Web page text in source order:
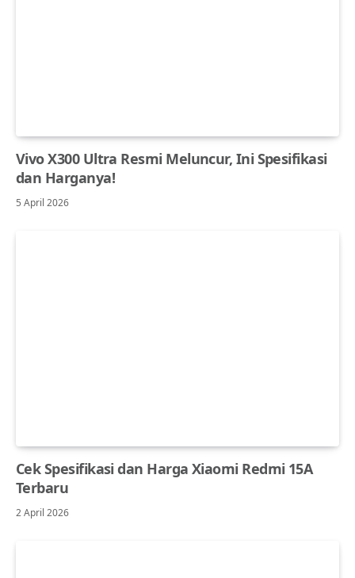
Vivo X300 Ultra Resmi Meluncur, Ini Spesifikasi
dan Harganya!
5 April 2026
Cek Spesifikasi dan Harga Xiaomi Redmi 15A
Terbaru
2 April 2026